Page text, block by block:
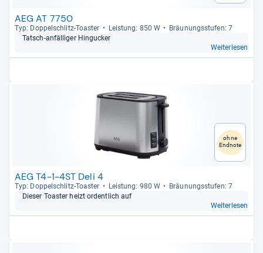
AEG AT 7750
Typ: Dop­pel­schlitz-​Toas­ter Leis­tung: 850 W
Bräu­nungs­stu­fen: 7
Tatsch-​anfäl­li­ger Hin­gu­cker
Weiterlesen
ohne
Endnote
AEG T4-1-4ST Deli 4
Typ: Dop­pel­schlitz-​Toas­ter Leis­tung: 980 W
Bräu­nungs­stu­fen: 7
Die­ser Toas­ter heizt ordent­lich auf
Weiterlesen